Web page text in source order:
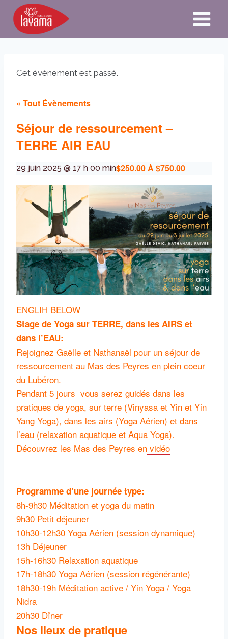
Aller
contenu
Cet évènement est passé.
« Tout Évènements
Séjour de ressourcement –
TERRE AIR EAU
29 juin 2025 @ 17 h 00 min$250.00 À $750.00
ENGLIH BELOW
Stage de Yoga sur TERRE, dans les AIRS et
dans l’EAU:
Rejoignez Gaëlle et Nathanaël pour un séjour de
ressourcement au Mas des Peyres en plein coeur
du Lubéron.
Pendant 5 jours vous serez guidés dans les
pratiques de yoga, sur terre (Vinyasa et Yin et Yin
Yang Yoga), dans les airs (Yoga Aérien) et dans
l’eau (relaxation aquatique et Aqua Yoga).
Découvrez les Mas des Peyres en vidéo
Programme d’une journée type:
8h-9h30 Méditation et yoga du matin
9h30 Petit déjeuner
10h30-12h30 Yoga Aérien (session dynamique)
13h Déjeuner
15h-16h30 Relaxation aquatique
17h-18h30 Yoga Aérien (session régénérante)
18h30-19h Méditation active / Yin Yoga / Yoga
Nidra
20h30 Dîner
Nos lieux de pratique